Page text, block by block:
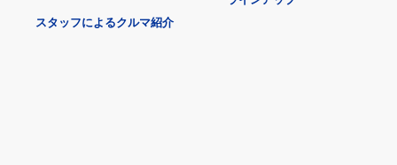
スタッフによるクルマ紹介